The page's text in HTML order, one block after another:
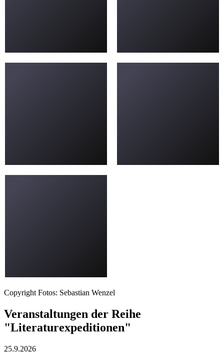
Copyright Fotos: Sebastian Wenzel
Veranstaltungen der Reihe
"Literaturexpeditionen"
25.9.2026